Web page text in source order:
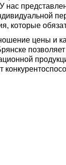
которые
цены и